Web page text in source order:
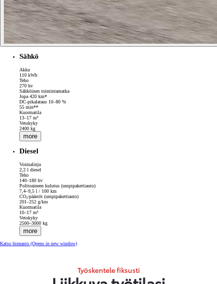
Sähkö
Akku
110 kWh
Teho
270 hv
Sähköinen toimintamatka
Jopa 420 km*
DC-pikalataus 10–80 %
55 min**
Kuormatila
13–17 m³
Vetokyky
2400 kg
more
Diesel
Voimalinja
2,2 l diesel
Teho
140–180 hv
Polttoaineen kulutus (umpipakettiauto)
7,4–9,5 l / 100 km
CO₂-päästöt (umpipakettiauto)
201–252 g/km
Kuormatila
10–17 m³
Vetokyky
2500–3000 kg
more
Katso hinnasto (Opens in new window)
Työskentele fiksusti